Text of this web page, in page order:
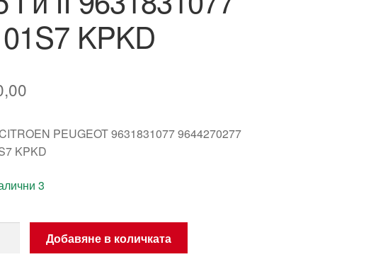
KPKD
PEUGEOT 9631831077 9644270277
KPKD
3
Добавяне в количката